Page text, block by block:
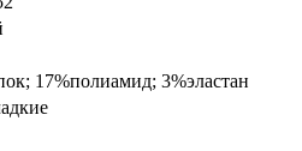
17%полиамид; 3%эластан